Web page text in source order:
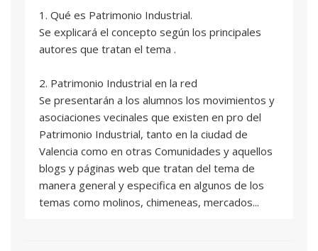
1. Qué es Patrimonio Industrial.
Se explicará el concepto según los principales
autores que tratan el tema .
2. Patrimonio Industrial en la red
Se presentarán a los alumnos los movimientos y
asociaciones vecinales que existen en pro del
Patrimonio Industrial, tanto en la ciudad de
Valencia como en otras Comunidades y aquellos
blogs y páginas web que tratan del tema de
manera general y especifica en algunos de los
temas como molinos, chimeneas, mercados...